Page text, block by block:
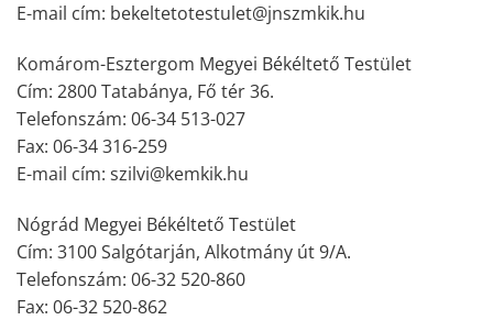
E-mail cím: bekeltetotestulet@jnszmkik.hu
Komárom-Esztergom Megyei Békéltető Testület
Cím: 2800 Tatabánya, Fő tér 36.
Telefonszám: 06-34 513-027
Fax: 06-34 316-259
E-mail cím: szilvi@kemkik.hu
Nógrád Megyei Békéltető Testület
Cím: 3100 Salgótarján, Alkotmány út 9/A.
Telefonszám: 06-32 520-860
Fax: 06-32 520-862